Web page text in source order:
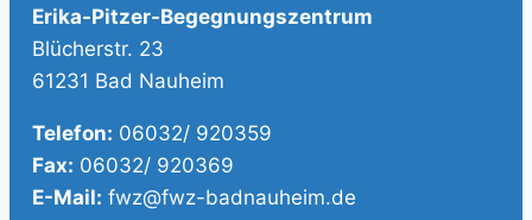
Erika-Pitzer-Begegnungszentrum
Blücherstr. 23
61231 Bad Nauheim
Telefon: 06032/ 920359
Fax: 06032/ 920369
E-Mail: fwz@fwz-badnauheim.de